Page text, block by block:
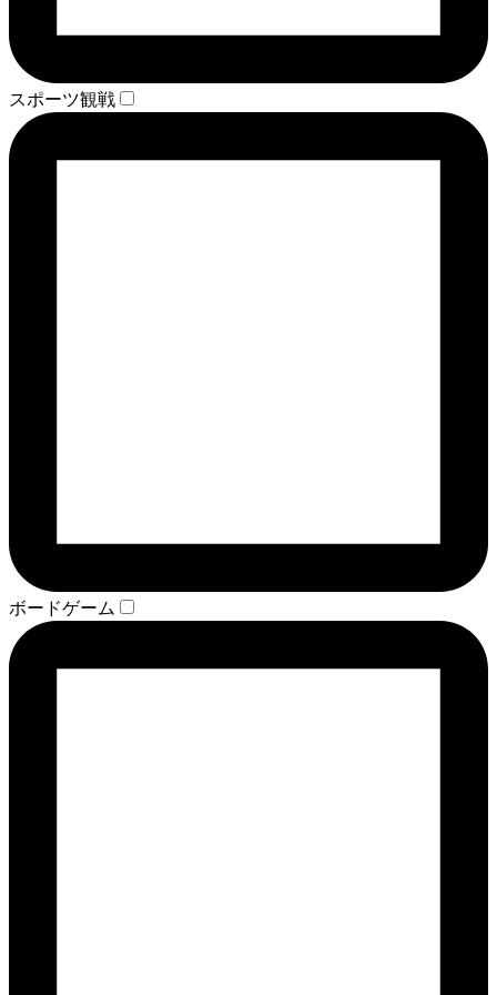
スポーツ観戦
ボードゲーム